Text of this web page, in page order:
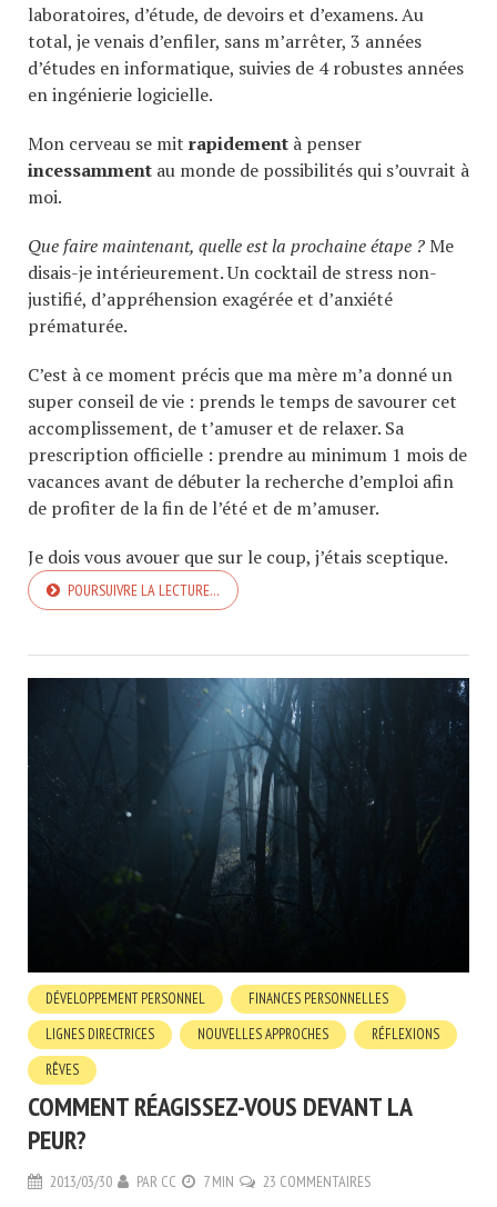
laboratoires, d’étude, de devoirs et d’examens. Au
total, je venais d’enfiler, sans m’arrêter, 3 années
d’études en informatique, suivies de 4 robustes années
en ingénierie logicielle.
Mon cerveau se mit rapidement à penser
incessamment au monde de possibilités qui s’ouvrait à
moi.
Que faire maintenant, quelle est la prochaine étape ?Me
disais-je intérieurement. Un cocktail de stress non-
justifié, d’appréhension exagérée et d’anxiété
prématurée.
C’est à ce moment précis que ma mère m’a donné un
super conseil de vie : prends le temps de savourer cet
accomplissement, de t’amuser et de relaxer. Sa
prescription officielle : prendre au minimum 1 mois de
vacances avant de débuter la recherche d’emploi afin
de profiter de la fin de l’été et de m’amuser.
Je dois vous avouer que sur le coup, j’étais sceptique.
POURSUIVRE LA LECTURE…
DÉVELOPPEMENT PERSONNEL
FINANCES PERSONNELLES
LIGNES DIRECTRICES
NOUVELLES APPROCHES
RÉFLEXIONS
RÊVES
COMMENT RÉAGISSEZ-VOUS DEVANT LA
PEUR?
2013/03/30 PAR CC 7 MIN 23 COMMENTAIRES